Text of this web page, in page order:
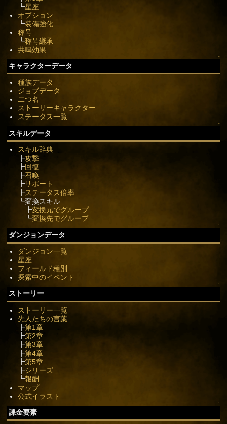
┗星座
オプション
┗装備強化
称号
┗称号継承
共鳴効果
↑
キャラクターデータ
種族データ
ジョブデータ
二つ名
ストーリーキャラクター
ステータス一覧
↑
スキルデータ
スキル辞典
┣攻撃
┣回復
┣召喚
┣サポート
┣ステータス倍率
┗変換スキル
┣変換元でグループ
┗変換先でグループ
↑
ダンジョンデータ
ダンジョン一覧
星座
フィールド種別
探索中のイベント
↑
ストーリー
ストーリー一覧
先人たちの言葉
┣第1章
┣第2章
┣第3章
┣第4章
┣第5章
┣シリーズ
┗報酬
マップ
公式イラスト
↑
課金要素